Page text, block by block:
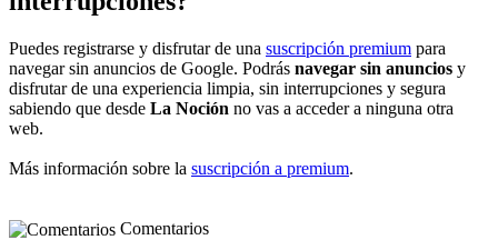
Puedes registrarse y disfrutar de una suscripción premium para
navegar sin anuncios de Google. Podrás navegar sin anuncios y
disfrutar de una experiencia limpia, sin interrupciones y segura
sabiendo que desde La Noción no vas a acceder a ninguna otra
web.
Más información sobre la suscripción a premium.
Comentarios